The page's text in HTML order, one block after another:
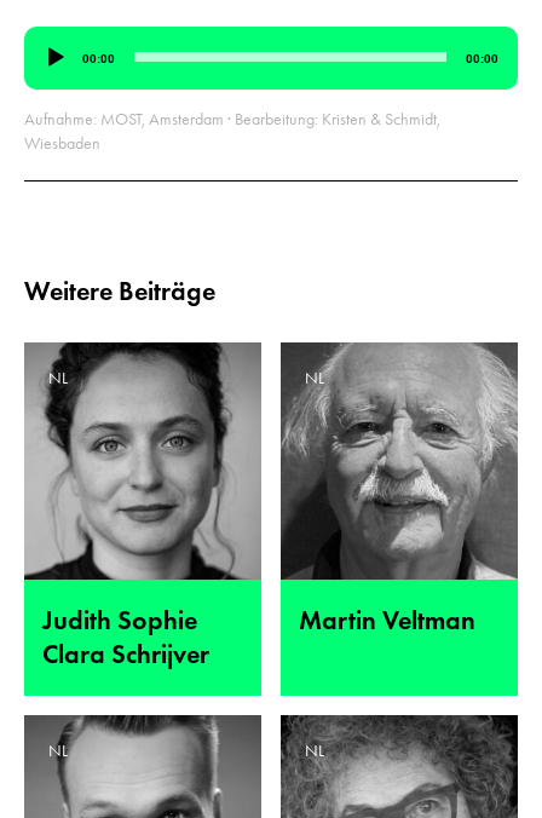
Audio-
Player
00:00 00:00
Aufnahme: MOST, Amsterdam · Bearbeitung: Kristen & Schmidt,
Wiesbaden
Weitere Beiträge
Judith Sophie
Clara Schrijver
NL
Martin Veltman
NL
NL NL